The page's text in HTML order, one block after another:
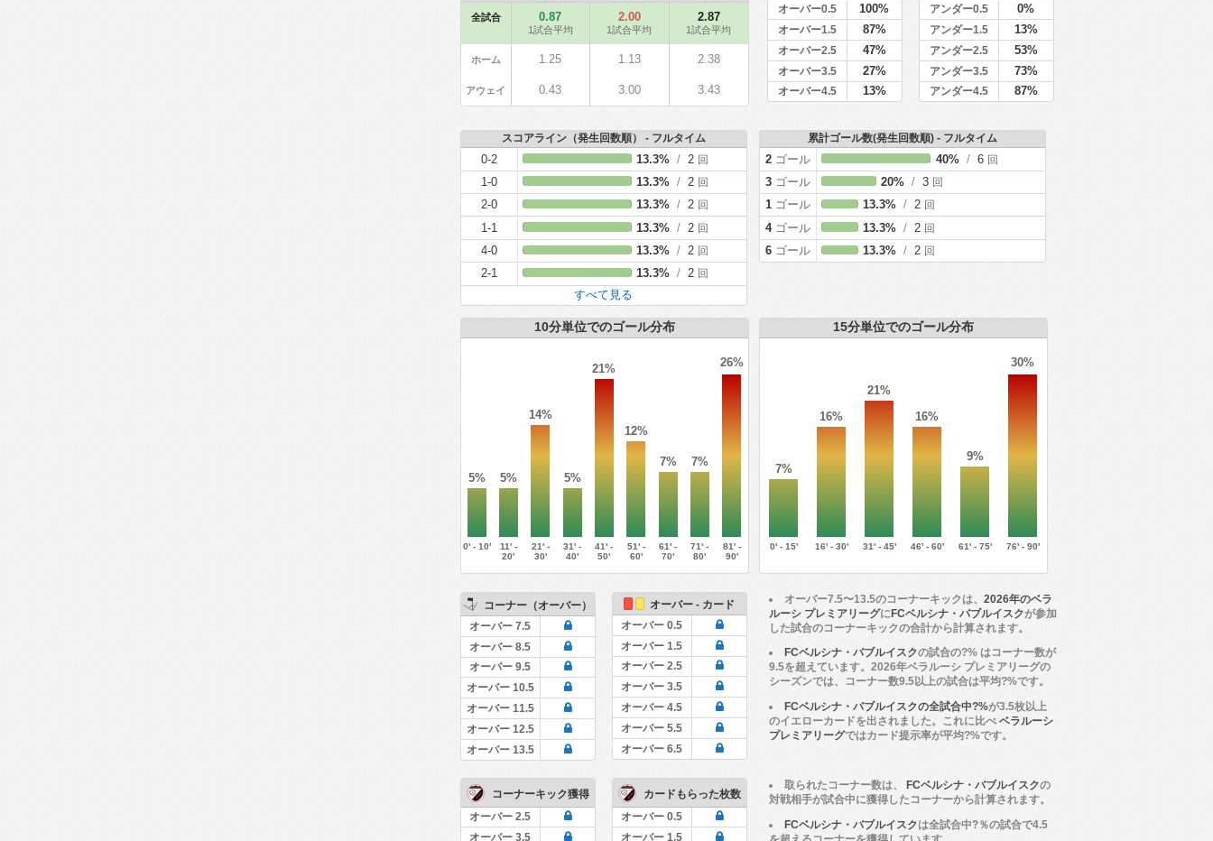
全試合 0.87
1試合平均
2.00
1試合平均
2.87
1試合平均
ホーム 1.25 1.13 2.38
アウェイ 0.43 3.00 3.43
オーバー0.5 100%
オーバー1.5 87%
オーバー2.5 47%
オーバー3.5 27%
オーバー4.5 13%
アンダー0.5 0%
アンダー1.5 13%
アンダー2.5 53%
アンダー3.5 73%
アンダー4.5 87%
スコアライン（発生回数順） - フルタイム
0-2 13.3% / 2 回
1-0 13.3% / 2 回
2-0 13.3% / 2 回
1-1 13.3% / 2 回
4-0 13.3% / 2 回
2-1 13.3% / 2 回
すべて見る
累計ゴール数(発生回数順) - フルタイム
2 ゴール 40% /6 回
3 ゴール 20% /3 回
1 ゴール 13.3% /2 回
4 ゴール 13.3% /2 回
6 ゴール 13.3% /2 回
10分単位でのゴール分布
5% 5%
14%
5%
21%
12%
7% 7%
26%
0' - 10'
11' -
20'
21' -
30'
31' -
40'
41' -
50'
51' -
60'
61' -
70'
71' -
80'
81' -
90'
15分単位でのゴール分布
7%
16%
21%
16%
9%
30%
0' - 15' 16' - 30' 31' - 45' 46' - 60' 61' - 75' 76' - 90'
コーナー（オーバー）
オーバー 7.5
オーバー 8.5
オーバー 9.5
オーバー 10.5
オーバー 11.5
オーバー 12.5
オーバー 13.5
オーバー - カード
オーバー 0.5
オーバー 1.5
オーバー 2.5
オーバー 3.5
オーバー 4.5
オーバー 5.5
オーバー 6.5
オーバー7.5〜13.5のコーナーキックは、2026年のベラ
ルーシ プレミアリーグにFCベルシナ・バブルイスクが参加
した試合のコーナーキックの合計から計算されます。
FCベルシナ・バブルイスクの試合の?% はコーナー数が
9.5を超えています。2026年ベラルーシ プレミアリーグの
シーズンでは、コーナー数9.5以上の試合は平均?%です。
FCベルシナ・バブルイスクの全試合中?%が3.5枚以上
のイエローカードを出されました。これに比べベラルーシ
プレミアリーグではカード提示率が平均?%です。
コーナーキック獲得
オーバー 2.5
オーバー 3.5
カードもらった枚数
オーバー 0.5
オーバー 1.5
取られたコーナー数は、 FCベルシナ・バブルイスクの
対戦相手が試合中に獲得したコーナーから計算されます。
FCベルシナ・バブルイスクは全試合中?％の試合で4.5
を超えるコーナーを獲得しています。